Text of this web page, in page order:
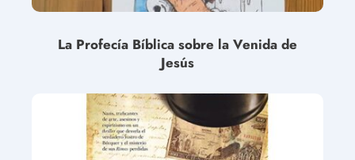
La Profecía Bíblica sobre la Venida de
Jesús